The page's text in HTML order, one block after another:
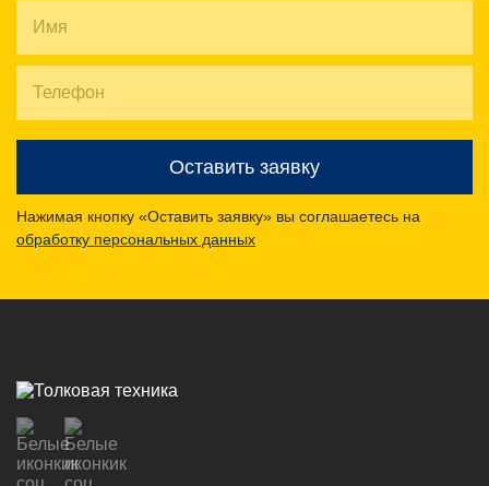
Оставить заявку
Нажимая кнопку «Оставить заявку» вы соглашаетесь на
обработку персональных данных